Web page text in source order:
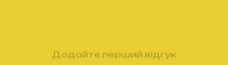
Додайте перший відгук